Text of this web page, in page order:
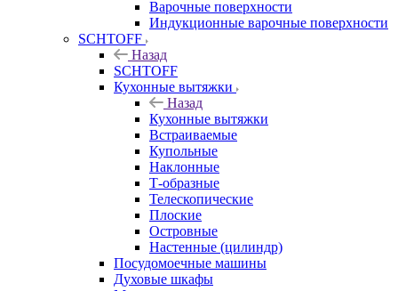
Варочные поверхности
Индукционные варочные поверхности
SCHTOFF
Назад
SCHTOFF
Кухонные вытяжки
Назад
Кухонные вытяжки
Встраиваемые
Купольные
Наклонные
Т-образные
Телескопические
Плоские
Островные
Настенные (цилиндр)
Посудомоечные машины
Духовые шкафы